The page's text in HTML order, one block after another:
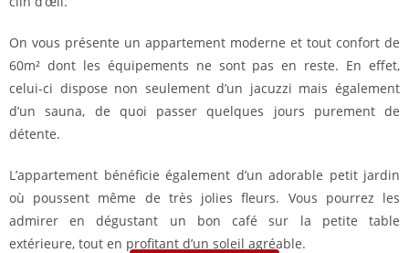
On vous présente un appartement moderne et tout confort de
60m² dont les équipements ne sont pas en reste. En effet,
celui-ci dispose non seulement d’un jacuzzi mais également
d’un sauna, de quoi passer quelques jours purement de
détente.
L’appartement bénéficie également d’un adorable petit jardin
où poussent même de très jolies fleurs. Vous pourrez les
admirer en dégustant un bon café sur la petite table
extérieure, tout en profitant d’un soleil agréable.